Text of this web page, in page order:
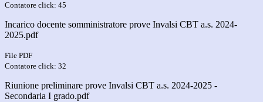
Contatore click: 45
Incarico docente somministratore prove Invalsi CBT a.s. 2024-
2025.pdf
File PDF
Contatore click: 32
Riunione preliminare prove Invalsi CBT a.s. 2024-2025 -
Secondaria I grado.pdf